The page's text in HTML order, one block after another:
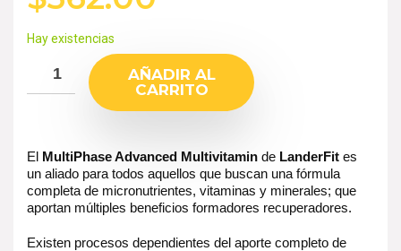
Hay existencias
AÑADIR AL
CARRITO
El MultiPhase Advanced Multivitamin de LanderFit es
un aliado para todos aquellos que buscan una fórmula
completa de micronutrientes, vitaminas y minerales; que
aportan múltiples beneficios formadores recuperadores.
Existen procesos dependientes del aporte completo de